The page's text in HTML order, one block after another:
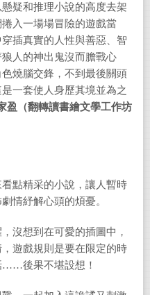
疑和推理小說的高度去架
入一場場冒險的遊戲當
插真實的人性與善惡、智
人的神出鬼沒而膽戰心
燒腦交鋒，不到最後關頭
一套使人身歷其境並為之
盈（翻轉讀書繪文學工作坊
點精采的小說，讓人暫時
情紓解心頭的煩憂。
沒想到在可愛的插圖中，
遊戲規則是要在限定的時
……後果不堪設想！